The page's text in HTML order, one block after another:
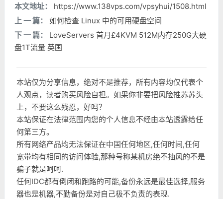
本文地址：
https://www.138vps.com/vpsyhui/1508.html
上 一 篇：
如何检查 Linux 中的可用硬盘空间
下 一 篇：
LoveServers 首月£4KVM 512M内存250G大硬
盘1T流量 英国
本站仅为分享信息，绝对不是推荐，所有内容均仅代表个
人观点，读者购买风险自担。如果你非要把风险推苏苏头
上，不要这么残忍，好吗？
本站保证在法律范围内您的个人信息不经由本站透露给任
何第三方。
所有网络产品均无法保证在中国任何地区,任何时间,任何
宽带均有相同的访问体验,那种号称某机房绝不抽风的不是
骗子就是呵呵.
任何IDC都有倒闭和跑路的可能,备份永远是最佳选择,服务
器也是机器,不勤备份是对自己极不负责的表现.